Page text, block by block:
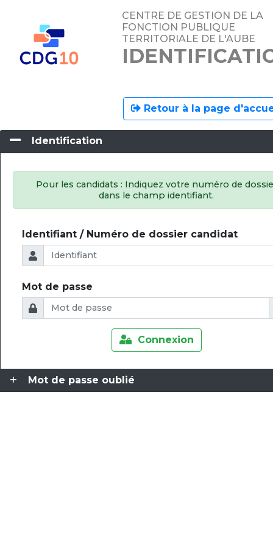
CENTRE DE GESTION DE LA
FONCTION PUBLIQUE
TERRITORIALE DE L'AUBE
Retour à la page
Identification
Pour les candidats : Indiquez votre numéro de
dans le champ identifiant.
Identifiant / Numéro de dossier candidat
Mot de passe
Connexion
Mot de passe oublié